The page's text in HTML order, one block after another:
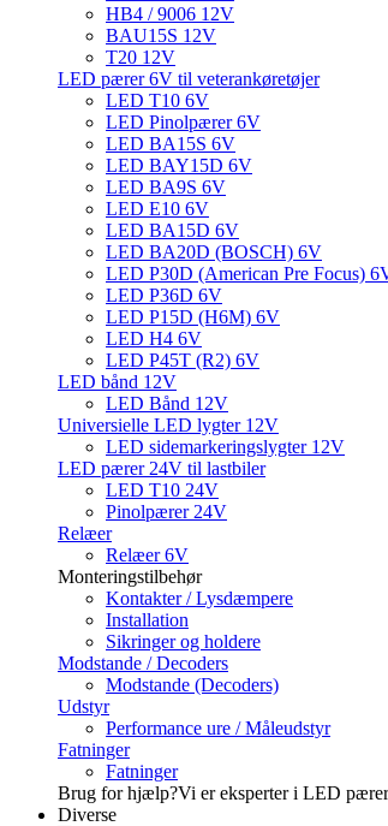
HB4 / 9006 12V
BAU15S 12V
T20 12V
LED pærer 6V til veterankøretøjer
LED T10 6V
LED Pinolpærer 6V
LED BA15S 6V
LED BAY15D 6V
LED BA9S 6V
LED E10 6V
LED BA15D 6V
LED BA20D (BOSCH) 6V
LED P30D (American Pre Focus)
LED P36D 6V
LED P15D (H6M) 6V
LED H4 6V
LED P45T (R2) 6V
LED bånd 12V
LED Bånd 12V
Universielle LED lygter 12V
LED sidemarkeringslygter 12V
LED pærer 24V til lastbiler
LED T10 24V
Pinolpærer 24V
Relæer
Relæer 6V
Monteringstilbehør
Kontakter / Lysdæmpere
Installation
Sikringer og holdere
Modstande / Decoders
Modstande (Decoders)
Udstyr
Performance ure / Måleudstyr
Fatninger
Fatninger
Brug for hjælp?Vi er eksperter i LED
Diverse